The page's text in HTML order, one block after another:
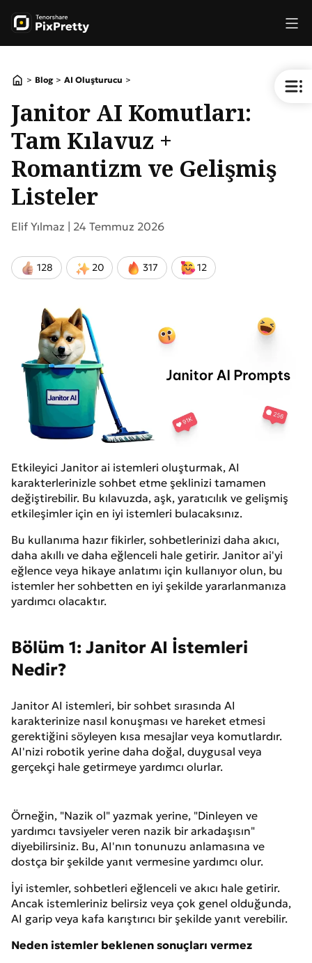
> Blog > AI Oluşturucu >
Janitor AI Komutları:
Tam Kılavuz +
Romantizm ve Gelişmiş
Listeler
Elif Yılmaz | 24 Temmuz 2026
128 20 317 12
Etkileyici Janitor ai istemleri oluşturmak, AI
karakterlerinizle sohbet etme şeklinizi tamamen
değiştirebilir. Bu kılavuzda, aşk, yaratıcılık ve gelişmiş
etkileşimler için en iyi istemleri bulacaksınız.
Bu kullanıma hazır fikirler, sohbetlerinizi daha akıcı,
daha akıllı ve daha eğlenceli hale getirir. Janitor ai'yi
eğlence veya hikaye anlatımı için kullanıyor olun, bu
istemler her sohbetten en iyi şekilde yararlanmanıza
yardımcı olacaktır.
Bölüm 1: Janitor AI İstemleri
Nedir?
Janitor AI istemleri, bir sohbet sırasında AI
karakterinize nasıl konuşması ve hareket etmesi
gerektiğini söyleyen kısa mesajlar veya komutlardır.
AI'nizi robotik yerine daha doğal, duygusal veya
gerçekçi hale getirmeye yardımcı olurlar.
Örneğin, "Nazik ol" yazmak yerine, "Dinleyen ve
yardımcı tavsiyeler veren nazik bir arkadaşısın"
diyebilirsiniz. Bu, AI'nın tonunuzu anlamasına ve
dostça bir şekilde yanıt vermesine yardımcı olur.
İyi istemler, sohbetleri eğlenceli ve akıcı hale getirir.
Ancak istemleriniz belirsiz veya çok genel olduğunda,
AI garip veya kafa karıştırıcı bir şekilde yanıt verebilir.
Neden istemler beklenen sonuçları vermez